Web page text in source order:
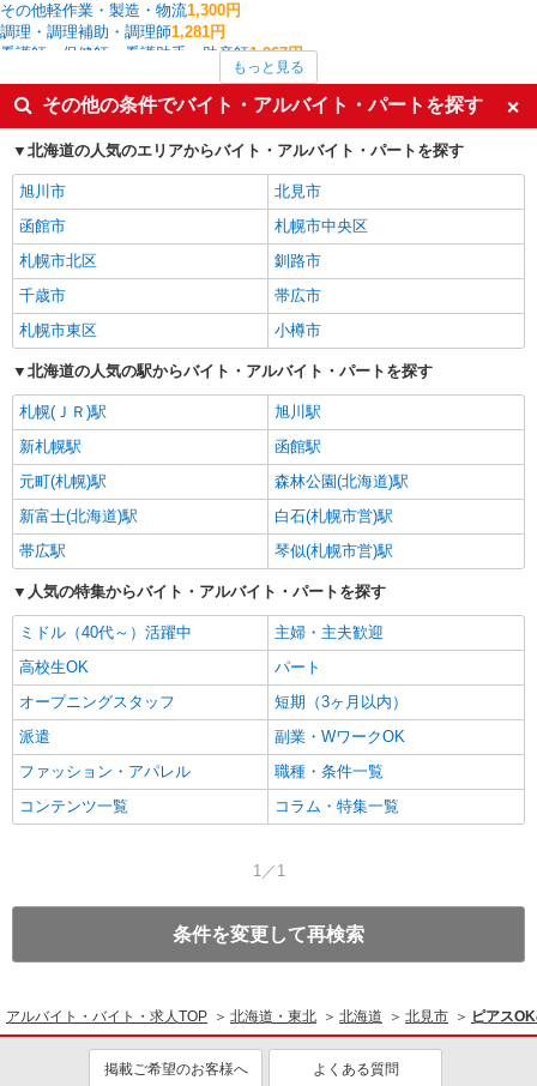
その他軽作業・製造・物流1,300円
調理・調理補助・調理師1,281円
看護師・保健師・看護助手・助産師1,267円
作業療法士・理学療法士・言語聴覚士・視能訓練士
フロント・受付・フロア案内 1,260円
ファストフード・デリ
1,245円
アパレル販売
1,213円
北見市の他の職種の平均時給を見る
もっと見る
その他の条件でバイト・アルバイト・パートを探す
北海道の人気のエリアからバイト・アルバイト・パートを探す
旭川市
北見市
函館市
札幌市中央区
札幌市北区
釧路市
千歳市
帯広市
札幌市東区
小樽市
北海道の人気の駅からバイト・アルバイト・パートを探す
札幌(ＪＲ)駅
旭川駅
新札幌駅
函館駅
元町(札幌)駅
森林公園(北海道)駅
新富士(北海道)駅
白石(札幌市営)駅
帯広駅
琴似(札幌市営)駅
人気の特集からバイト・アルバイト・パートを探す
ミドル（40代～）活躍中
主婦・主夫歓迎
高校生OK
パート
オープニングスタッフ
短期（3ヶ月以内）
派遣
副業・WワークOK
ファッション・アパレル
職種・条件一覧
コンテンツ一覧
コラム・特集一覧
1／1
条件を変更して再検索
アルバイト・バイト・求人TOP 北海道・東北 北海道 北見市 ピアス
掲載ご希望のお客様へ よくある質問